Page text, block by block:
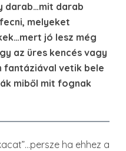
darab…mit darab
melyeket
jó lesz még
az üres kencés vagy
fantáziával vetik bele
miből mit fognak
ha ehhez a